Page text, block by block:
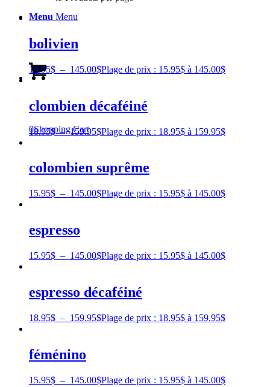
Menu Menu
0Shopping Cart
bolivien
15.95$ – 145.00$Plage de prix : 15.95$ à 145.00$
clombien décaféiné
18.95$ – 159.95$Plage de prix : 18.95$ à 159.95$
colombien suprême
15.95$ – 145.00$Plage de prix : 15.95$ à 145.00$
espresso
15.95$ – 145.00$Plage de prix : 15.95$ à 145.00$
espresso décaféiné
18.95$ – 159.95$Plage de prix : 18.95$ à 159.95$
féménino
15.95$ – 145.00$Plage de prix : 15.95$ à 145.00$